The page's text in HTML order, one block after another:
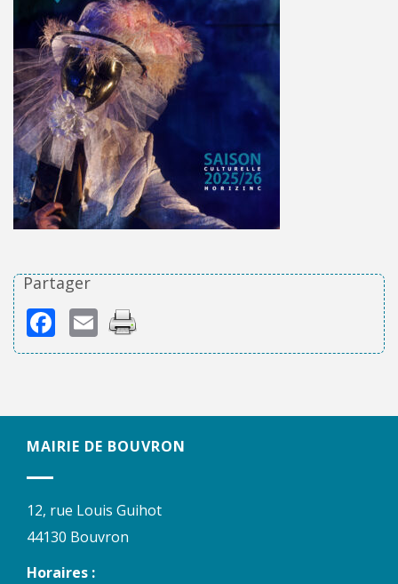
Partager
Facebook
Email
MAIRIE DE BOUVRON
12, rue Louis Guihot
44130 Bouvron
Horaires :